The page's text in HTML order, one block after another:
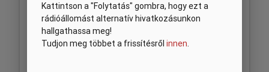
Kattintson a "Folytatás" gombra, hogy ezt a
rádióállomást alternatív hivatkozásunkon
hallgathassa meg!
Tudjon meg többet a frissítésről innen.